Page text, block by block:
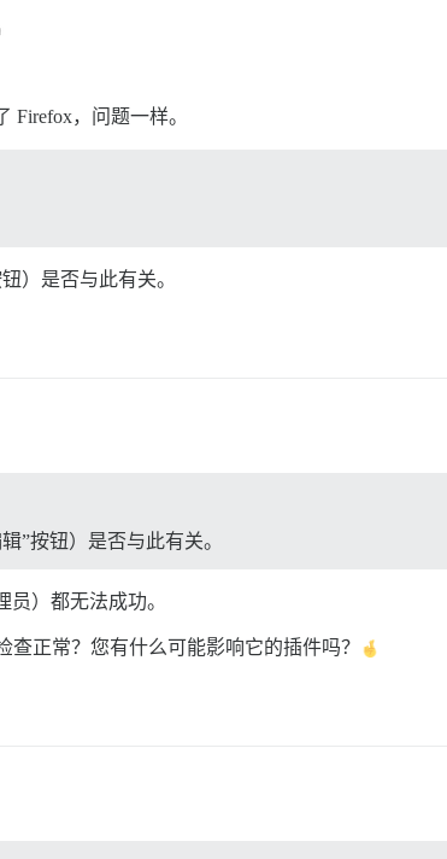
Firefox，问题一样。
）是否与此有关。
”按钮）是否与此有关。
）都无法成功。
正常？您有什么可能影响它的插件吗？